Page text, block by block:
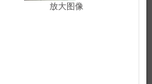
放大图像